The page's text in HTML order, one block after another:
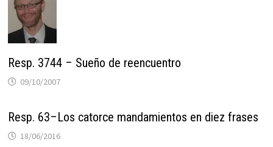
Resp. 3744 – Sueño de reencuentro
09/10/2007
Resp. 63–Los catorce mandamientos en diez frases
18/06/2016